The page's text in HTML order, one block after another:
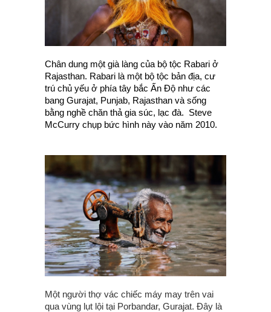
Chân dung một già làng của bộ tộc Rabari ở
Rajasthan. Rabari là một bộ tộc bản địa, cư
trú chủ yếu ở phía tây bắc Ấn Độ như các
bang Gurajat, Punjab, Rajasthan và sống
bằng nghề chăn thả gia súc, lạc đà. Steve
McCurry chụp bức hình này vào năm 2010.
Một người thợ vác chiếc máy may trên vai
qua vùng lụt lội tại Porbandar, Gurajat. Đây là